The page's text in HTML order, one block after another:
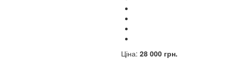
Ціна: 28 000 грн.